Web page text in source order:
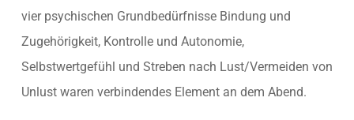
vier psychischen Grundbedürfnisse Bindung und
Zugehörigkeit, Kontrolle und Autonomie,
Selbstwertgefühl und Streben nach Lust/Vermeiden von
Unlust waren verbindendes Element an dem Abend.